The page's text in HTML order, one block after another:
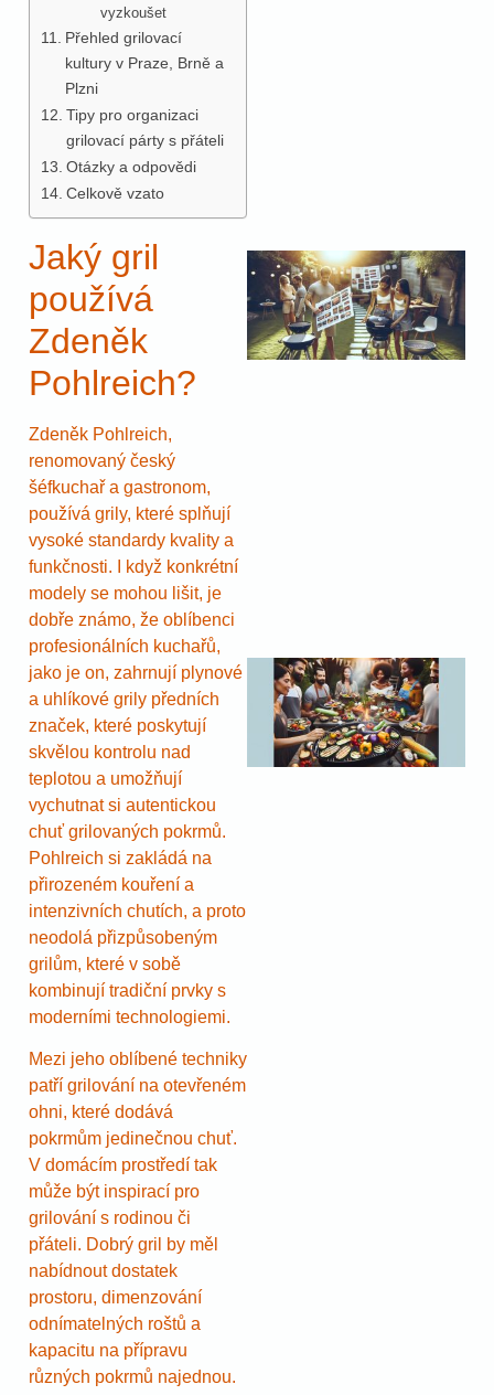
vyzkoušet
Přehled grilovací
kultury v Praze, Brně a
Plzni
Tipy pro organizaci
grilovací párty s přáteli
Otázky a odpovědi
Celkově vzato
Jaký gril
používá
Zdeněk
Pohlreich?
Zdeněk Pohlreich,
renomovaný český
šéfkuchař a gastronom,
používá grily, které splňují
vysoké standardy kvality a
funkčnosti. I když konkrétní
modely se mohou lišit, je
dobře známo, že oblíbenci
profesionálních kuchařů,
jako je on, zahrnují plynové
a uhlíkové grily předních
značek, které poskytují
skvělou kontrolu nad
teplotou a umožňují
vychutnat si autentickou
chuť grilovaných pokrmů.
Pohlreich si zakládá na
přirozeném kouření a
intenzivních chutích, a proto
neodolá přizpůsobeným
grilům, které v sobě
kombinují tradiční prvky s
moderními technologiemi.
Mezi jeho oblíbené techniky
patří grilování na otevřeném
ohni, které dodává
pokrmům jedinečnou chuť.
V domácím prostředí tak
může být inspirací pro
grilování s rodinou či
přáteli. Dobrý gril by měl
nabídnout dostatek
prostoru, dimenzování
odnímatelných roštů a
kapacitu na přípravu
různých pokrmů najednou.